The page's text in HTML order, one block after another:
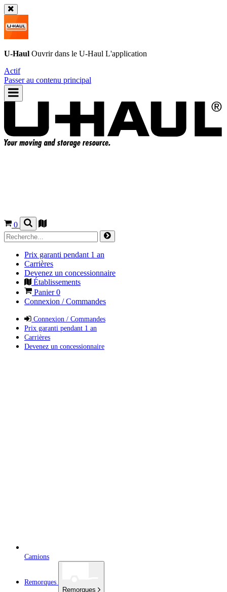
U-Haul Ouvrir dans le U-Haul L'application
Actif
Passer au contenu principal
0
Prix garanti pendant 1 an
Carrières
Devenez un concessionnaire
Établissements
Panier0
Connexion / Commandes
Connexion / Commandes
Prix garanti pendant 1 an
Carrières
Devenez un concessionnaire
Camions
Remorques
Remorques